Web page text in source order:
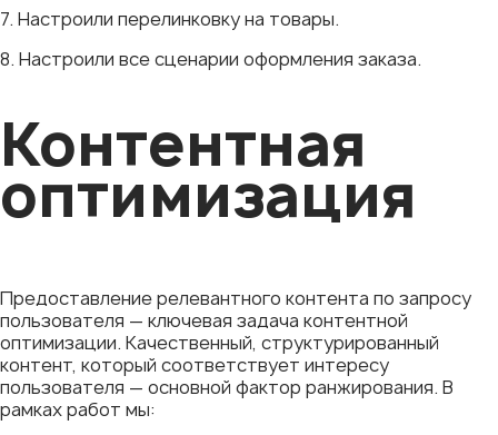
7. Настроили перелинковку на товары.
8. Настроили все сценарии оформления заказа.
Контентная
оптимизация
Предоставление релевантного контента по запросу
пользователя — ключевая задача контентной
оптимизации. Качественный, структурированный
контент, который соответствует интересу
пользователя — основной фактор ранжирования. В
рамках работ мы: